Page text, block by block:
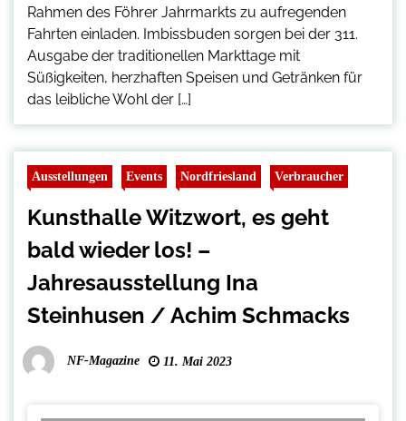
Rahmen des Föhrer Jahrmarkts zu aufregenden
Fahrten einladen. Imbissbuden sorgen bei der 311.
Ausgabe der traditionellen Markttage mit
Süßigkeiten, herzhaften Speisen und Getränken für
das leibliche Wohl der […]
Ausstellungen Events Nordfriesland Verbraucher
Kunsthalle Witzwort, es geht
bald wieder los! –
Jahresausstellung Ina
Steinhusen / Achim Schmacks
NF-Magazine 11. Mai 2023